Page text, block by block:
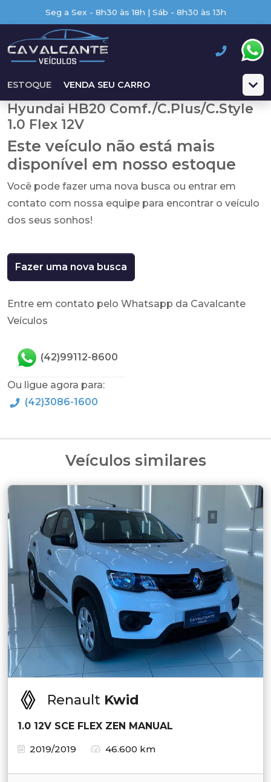
Seg a Sex - 8h30 às 18h | Sáb - 8h30 às 13h
ESTOQUE VENDA SEU CARRO
Hyundai HB20 Comf./C.Plus/C.Style
1.0 Flex 12V
Este veículo não está mais
disponível em nosso estoque
Você pode fazer uma nova busca ou entrar em
contato com nossa equipe para encontrar o veículo
dos seus sonhos!
Fazer uma nova busca
Entre em contato pelo Whatsapp da Cavalcante
Veículos
(42)99112-8600
Ou ligue agora para:
(42)3086-1600
Veículos similares
Renault Kwid
1.0 12V SCE FLEX ZEN MANUAL
2019/2019
46.600 km